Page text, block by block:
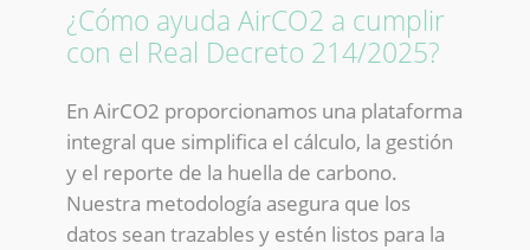
¿Cómo ayuda AirCO2 a cumplir
con el Real Decreto 214/2025?
En AirCO2 proporcionamos una plataforma
integral que simplifica el cálculo, la gestión
y el reporte de la huella de carbono.
Nuestra metodología asegura que los
datos sean trazables y estén listos para la